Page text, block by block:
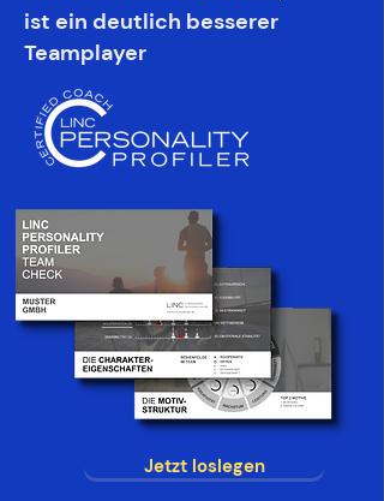
ist ein deutlich besserer
Teamplayer
Jetzt loslegen